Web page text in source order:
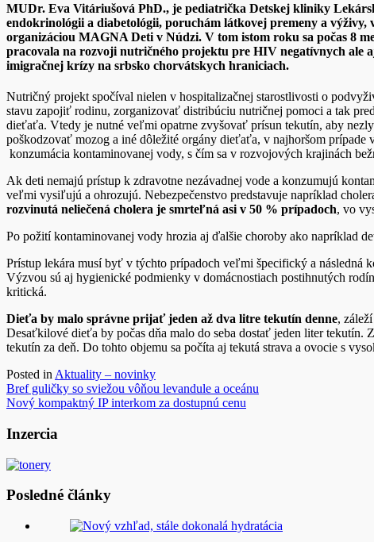
MUDr. Eva Vitáriušová PhD., je pediatrička Detskej kliniky
endokrinológii a diabetológii, poruchám látkovej premeny a
organizáciou MAGNA Deti v Núdzi. V tom istom roku sa počas 8
pracovala na rozvoji nutričného projektu pre HIV negatívnych ale
imigračnej krízy na srbsko chorvátskych hraniciach.
Nutričný projekt spočíval nielen v hospitalizačnej starostlivosti o
stavu zapojiť rodinu, zorganizovať distribúciu nutričnej pomoci a tak
dieťaťa. Vtedy je nutné veľmi opatrne zvyšovať prísun tekutín, aby
poškodzovať mozog a iné dôležité orgány dieťaťa, v najhoršom
konzumácia kontaminovanej vody, s čím sa v rozvojových krajinách
Ak deti nemajú prístup k zdravotne nezávadnej vode a konzumujú
veľmi vysiľujú a ohrozujú. Nebezpečenstvo predstavuje napríklad
rozvinutá neliečená cholera je smrteľná asi v 50 % prípadoch, vo
Po požití kontaminovanej vody hrozia aj ďalšie choroby ako napríklad
Prístup lekára musí byť v týchto prípadoch veľmi špecifický a následná
Výzvou sú aj hygienické podmienky v domácnostiach postihnutých
kritická.
Dieťa by malo správne prijať jeden až dva litre tekutín denne,
Desaťkilové dieťa by počas dňa malo do seba dostať jeden liter
tekutín za deň. Do tohto objemu sa počíta aj tekutá strava a ovocie s
Posted in Aktuality – novinky
Navigácia
v
článku
Bref guličky so sviežou vôňou levandule a oceánu
Nový kompaktný IP interkom za dostupnú cenu
Inzercia
Posledné články